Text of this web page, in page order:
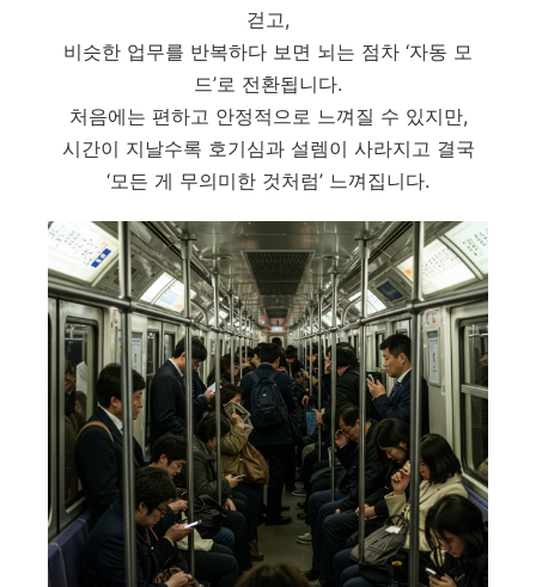
걷고,
비슷한 업무를 반복하다 보면 뇌는 점차 ‘자동 모
드’로 전환됩니다.
처음에는 편하고 안정적으로 느껴질 수 있지만,
시간이 지날수록 호기심과 설렘이 사라지고 결국
‘모든 게 무의미한 것처럼’ 느껴집니다.